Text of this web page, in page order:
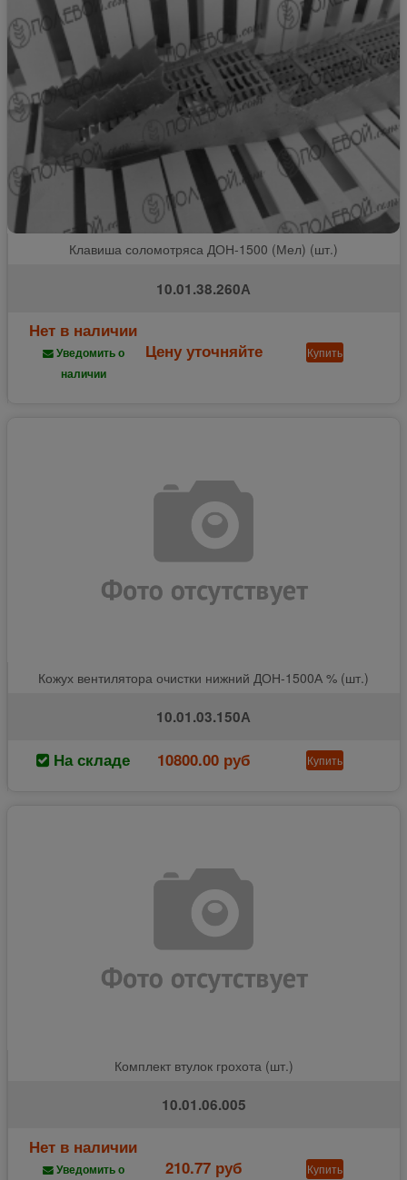
Клавиша соломотряса ДОН-1500 (Мел) (шт.)
10.01.38.260А
Нет в наличии
Уведомить о
наличии
Цену уточняйте Купить
Кожух вентилятора очистки нижний ДОН-1500А % (шт.)
10.01.03.150А
На складе 10800.00 руб Купить
Комплект втулок грохота (шт.)
10.01.06.005
Нет в наличии
Уведомить о
210.77 руб Купить